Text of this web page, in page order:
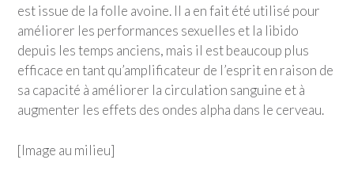
est issue de la folle avoine. Il a en fait été utilisé pour
améliorer les performances sexuelles et la libido
depuis les temps anciens, mais il est beaucoup plus
efficace en tant qu’amplificateur de l’esprit en raison de
sa capacité à améliorer la circulation sanguine et à
augmenter les effets des ondes alpha dans le cerveau.
[Image au milieu]